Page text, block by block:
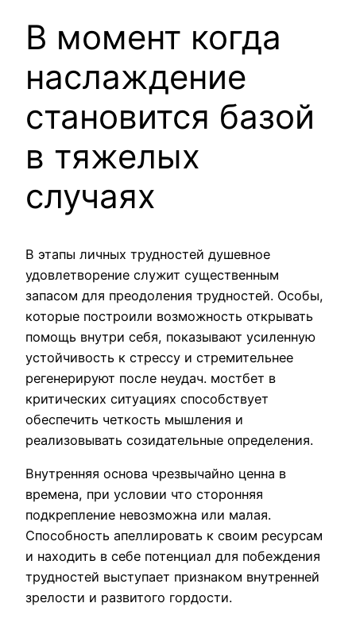
В момент когда
наслаждение
становится базой
в тяжелых
случаях
В этапы личных трудностей душевное
удовлетворение служит существенным
запасом для преодоления трудностей. Особы,
которые построили возможность открывать
помощь внутри себя, показывают усиленную
устойчивость к стрессу и стремительнее
регенерируют после неудач. мостбет в
критических ситуациях способствует
обеспечить четкость мышления и
реализовывать созидательные определения.
Внутренняя основа чрезвычайно ценна в
времена, при условии что сторонняя
подкрепление невозможна или малая.
Способность апеллировать к своим ресурсам
и находить в себе потенциал для побеждения
трудностей выступает признаком внутренней
зрелости и развитого гордости.